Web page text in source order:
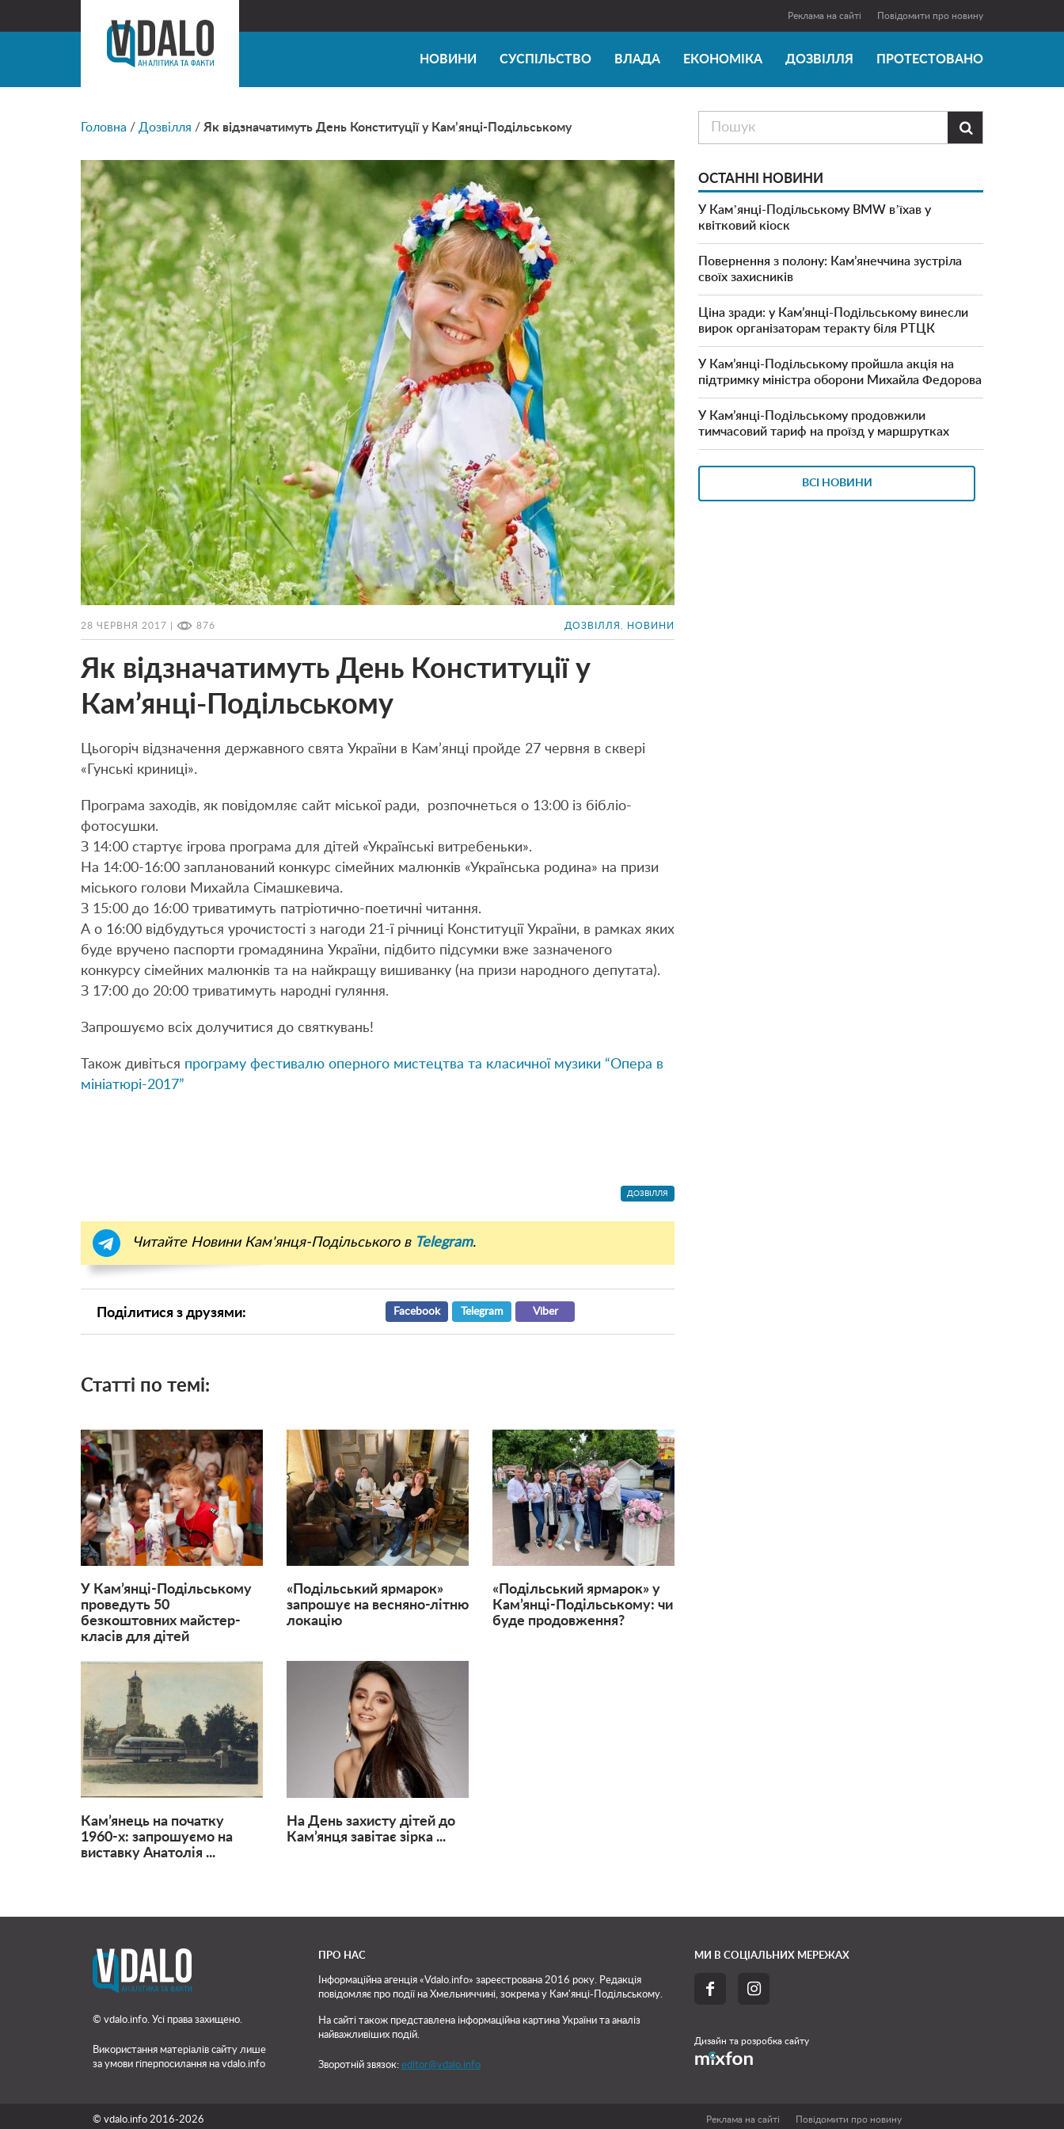
Реклама на сайті Повідомити про новину
НОВИНИ СУСПІЛЬСТВО ВЛАДА ЕКОНОМІКА ДОЗВІЛЛЯ ПРОТЕСТОВАНО
Головна / Дозвілля / Як відзначатимуть День Конституції у Кам’янці-Подільському
28 ЧЕРВНЯ 2017 | 876 ДОЗВІЛЛЯ НОВИНИ
Як відзначатимуть День Конституції у
Кам’янці-Подільському
Цьогоріч відзначення державного свята України в Кам’янці пройде 27 червня в сквері
«Гунські криниці».
Програма заходів, як повідомляє сайт міської ради, розпочнеться о 13:00 із бібліо-
фотосушки.
З 14:00 стартує ігрова програма для дітей «Українські витребеньки».
На 14:00-16:00 запланований конкурс сімейних малюнків «Українська родина» на призи
міського голови Михайла Сімашкевича.
З 15:00 до 16:00 триватимуть патріотично-поетичні читання.
А о 16:00 відбудуться урочистості з нагоди 21-ї річниці Конституції України, в рамках яких
буде вручено паспорти громадянина України, підбито підсумки вже зазначеного
конкурсу сімейних малюнків та на найкращу вишиванку (на призи народного депутата).
З 17:00 до 20:00 триватимуть народні гуляння.
Запрошуємо всіх долучитися до святкувань!
Також дивіться програму фестивалю оперного мистецтва та класичної музики “Опера в
мініатюрі-2017”
ДОЗВІЛЛЯ
Читайте Новини Кам'янця-Подільського в Telegram.
Поділитися з друзями: Facebook Telegram Viber
Статті по темі:
У Кам’янці-Подільському
проведуть 50
безкоштовних майстер-
класів для дітей
«Подільський ярмарок»
запрошує на весняно-літню
локацію
«Подільський ярмарок» у
Кам’янці-Подільському: чи
буде продовження?
Кам’янець на початку
1960-х: запрошуємо на
виставку Анатолія ...
На День захисту дітей до
Кам’янця завітає зірка ...

ОСТАННІ НОВИНИ
У Камʼянці-Подільському BMW вʼїхав у
квітковий кіоск
Повернення з полону: Кам’янеччина зустріла
своїх захисників
Ціна зради: у Кам’янці-Подільському винесли
вирок організаторам теракту біля РТЦК
У Кам’янці-Подільському пройшла акція на
підтримку міністра оборони Михайла Федорова
У Кам’янці-Подільському продовжили
тимчасовий тариф на проїзд у маршрутках
ВСІ НОВИНИ
© vdalo.info. Усі права захищено.
Використання матеріалів сайту лише
за умови гіперпосилання на vdalo.info
ПРО НАС
Інформаційна агенція «Vdalo.info» зареєстрована 2016 року. Редакція
повідомляє про події на Хмельниччині, зокрема у Кам'янці-Подільському.
На сайті також представлена інформаційна картина України та аналіз
найважливіших подій.
Зворотній звязок: editor@vdalo.info
МИ В СОЦІАЛЬНИХ МЕРЕЖАХ
 
Дизайн та розробка сайту
© vdalo.info 2016-2026 Реклама на сайті Повідомити про новину